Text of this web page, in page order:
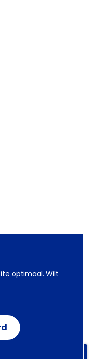
optimaal. Wilt